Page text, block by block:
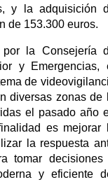
y la adquisición
de 153.300 euros.
por la Consejería
y Emergencias,
de
diversas zonas de
el pasado año
es mejorar
la respuesta
tomar
y eficiente